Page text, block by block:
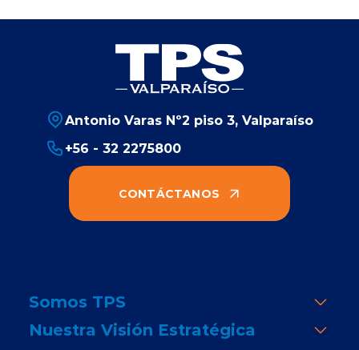
Antonio Varas Nº2 piso 3, Valparaíso
+56 - 32 2275800
CONTÁCTANOS
Somos TPS
Nuestra Visión Estratégica